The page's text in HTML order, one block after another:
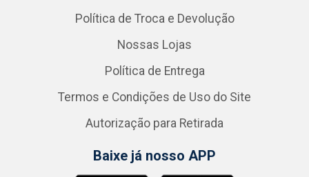
Política de Troca e Devolução
Nossas Lojas
Política de Entrega
Termos e Condições de Uso do Site
Autorização para Retirada
Baixe já nosso APP